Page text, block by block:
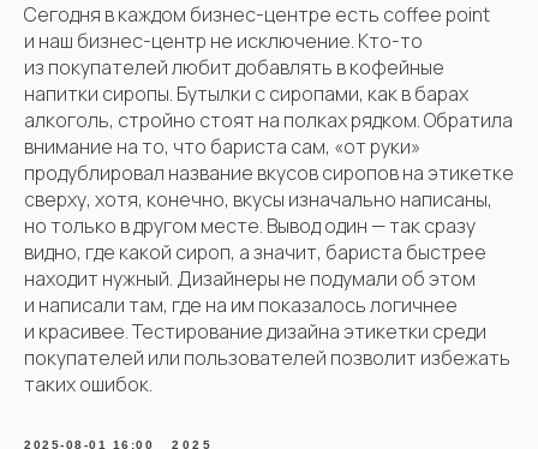
Сегодня в каждом бизнес-центре есть coffee point
и наш бизнес-центр не исключение. Кто-то
из покупателей любит добавлять в кофейные
напитки сиропы. Бутылки с сиропами, как в барах
алкоголь, стройно стоят на полках рядком. Обратила
внимание на то, что бариста сам, «от руки»
продублировал название вкусов сиропов на этикетке
сверху, хотя, конечно, вкусы изначально написаны,
но только в другом месте. Вывод один — так сразу
видно, где какой сироп, а значит, бариста быстрее
находит нужный. Дизайнеры не подумали об этом
и написали там, где на им показалось логичнее
и красивее. Тестирование дизайна этикетки среди
покупателей или пользователей позволит избежать
таких ошибок.
2025-08-01 16:00 2025